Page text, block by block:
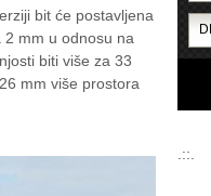
bit će postavljena
2 mm u odnosu na
biti više za 33
mm više prostora
.::.